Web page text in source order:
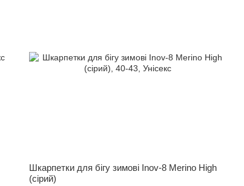
Шкарпетки для бігу зимові Inov-8 Merino High
(сірий)